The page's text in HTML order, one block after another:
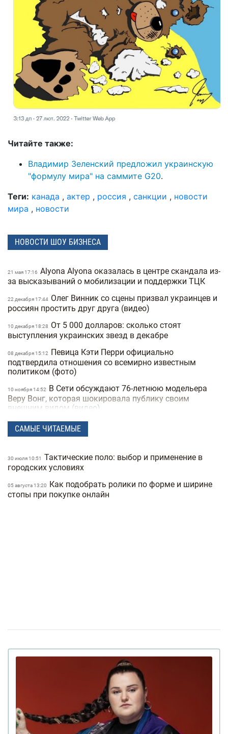
Читайте также:
Владимир Зеленский предложил украинскую
"формулу мира" на саммите G20.
Теги: канада , актер , россия , санкции , новости
мира , новости
НОВОСТИ ШОУ БИЗНЕСА
21 мая 17:16 Alyona Alyona оказалась в центре скандала из-
за высказываний о мобилизации и поддержки ТЦК
22 декабря 17:44 Олег Винник со сцены призвал украинцев и
россиян простить друг друга (видео)
10 декабря 18:28
От 5 000 долларов: сколько стоят
выступления украинских звезд в декабре
08 декабря 15:12
Певица Кэти Перри официально
подтвердила отношения со всемирно известным
политиком (фото)
10 ноября 14:52
В Сети обсуждают 76-летнюю модельера
Веру Вонг, которая шокировала публику своим
внешним видом (видео)
05 ноября 18:06 Анджелина Джоли спасала своего
охранника из николаевского ТЦК (видео)
года по версии People — фото
из-за коллаборации с блогером, которая была жертвой
пропаганды
блогерши Мандзюк, которая поддерживает избиение
русскоязычных детей
Криштиану Роналду сделал предложение
своей девушке Джорджине Родригес после 9 лет
31 июля 17:37 Американская рэперша Азилия Бэнкс
поиздевалась над украинским военным, который
САМЫЕ ЧИТАЕМЫЕ
30 июля 10:51
Тактические поло: выбор и применение в
городских условиях
05 августа 13:20
Как подобрать ролики по форме и ширине
стопы при покупке онлайн